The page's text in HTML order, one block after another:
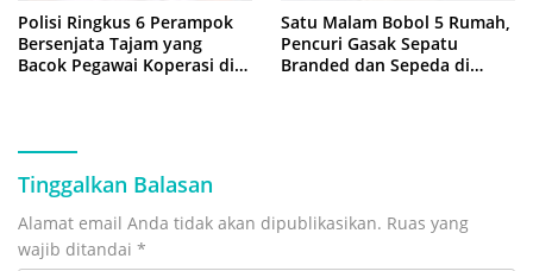
Polisi Ringkus 6 Perampok
Bersenjata Tajam yang
Bacok Pegawai Koperasi di
Satu Malam Bobol 5 Rumah,
Pencuri Gasak Sepatu
Branded dan Sepeda di
Tinggalkan Balasan
Alamat email Anda tidak akan dipublikasikan. Ruas yang
wajib ditandai *